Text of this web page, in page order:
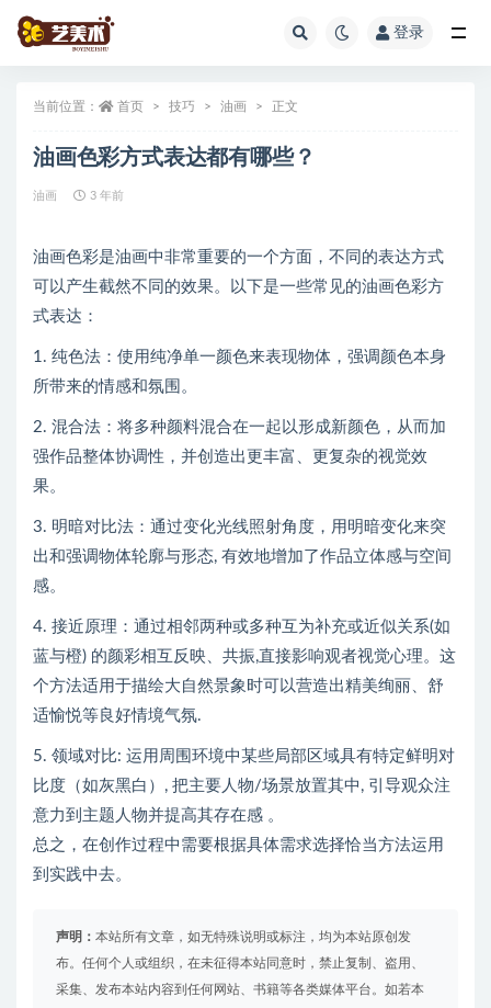
登录
当前位置： 首页 技巧 油画 正文
油画色彩方式表达都有哪些？
油画 3 年前
油画色彩是油画中非常重要的一个方面，不同的表达方式
可以产生截然不同的效果。以下是一些常见的油画色彩方
式表达：
1. 纯色法：使用纯净单一颜色来表现物体，强调颜色本身
所带来的情感和氛围。
2. 混合法：将多种颜料混合在一起以形成新颜色，从而加
强作品整体协调性，并创造出更丰富、更复杂的视觉效
果。
3. 明暗对比法：通过变化光线照射角度，用明暗变化来突
出和强调物体轮廓与形态, 有效地增加了作品立体感与空间
感。
4. 接近原理：通过相邻两种或多种互为补充或近似关系(如
蓝与橙) 的颜彩相互反映、共振,直接影响观者视觉心理。这
个方法适用于描绘大自然景象时可以营造出精美绚丽、舒
适愉悦等良好情境气氛.
5. 领域对比: 运用周围环境中某些局部区域具有特定鲜明对
比度（如灰黑白）, 把主要人物/场景放置其中, 引导观众注
意力到主题人物并提高其存在感 。
总之，在创作过程中需要根据具体需求选择恰当方法运用
到实践中去。
声明： 本站所有文章，如无特殊说明或标注，均为本站原创发
布。任何个人或组织，在未征得本站同意时，禁止复制、盗用、
采集、发布本站内容到任何网站、书籍等各类媒体平台。如若本